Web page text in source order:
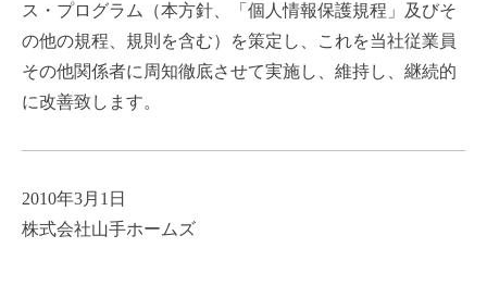
ス・プログラム（本方針、「個人情報保護規程」及びそ
の他の規程、規則を含む）を策定し、これを当社従業員
その他関係者に周知徹底させて実施し、維持し、継続的
に改善致します。
2010年3月1日
株式会社山手ホームズ